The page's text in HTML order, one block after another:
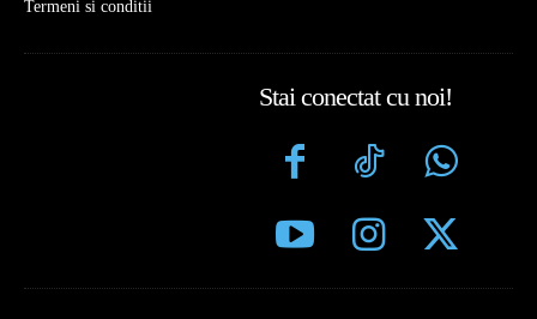
Termeni si conditii
Stai conectat cu noi!